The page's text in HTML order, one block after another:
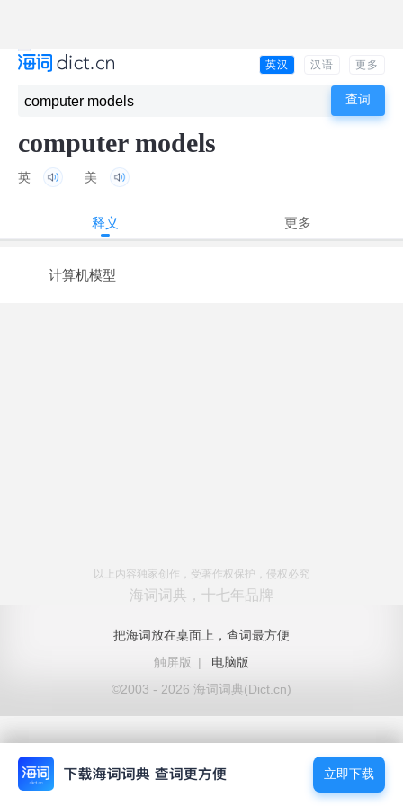
英汉 汉语 更多
computer models
英 美
释义 更多
计算机模型
以上内容独家创作，受著作权保护，侵权必究
海词词典，十七年品牌
把海词放在桌面上，查词最方便
触屏版
|
电脑版
©2003 - 2026 海词词典(Dict.cn)
立即下载
立即下载